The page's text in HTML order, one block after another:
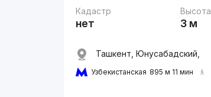
Кадастр
нет
Высота
3 м
Ташкент, Юнусабадский,
Узбекистанская 895 м 11 мин